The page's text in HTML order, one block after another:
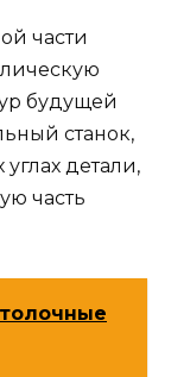
части
будущей
станок,
детали,
часть